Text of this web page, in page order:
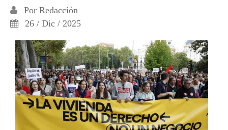
Por Redacción
26 / Dic / 2025